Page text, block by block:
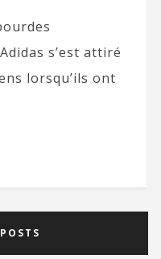
s’est attiré
lorsqu’ils ont